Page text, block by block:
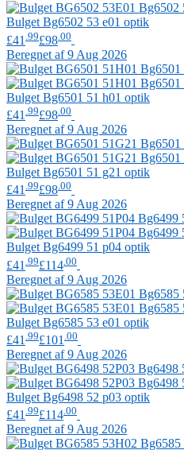
Bulget Bg6502 53 e01 optik
£41 .99£98 .00
Beregnet af 9 Aug 2026
Bulget Bg6501 51 h01 optik
£41 .99£98 .00
Beregnet af 9 Aug 2026
Bulget Bg6501 51 g21 optik
£41 .99£98 .00
Beregnet af 9 Aug 2026
Bulget Bg6499 51 p04 optik
£41 .99£114 .00
Beregnet af 9 Aug 2026
Bulget Bg6585 53 e01 optik
£41 .99£101 .00
Beregnet af 9 Aug 2026
Bulget Bg6498 52 p03 optik
£41 .99£114 .00
Beregnet af 9 Aug 2026